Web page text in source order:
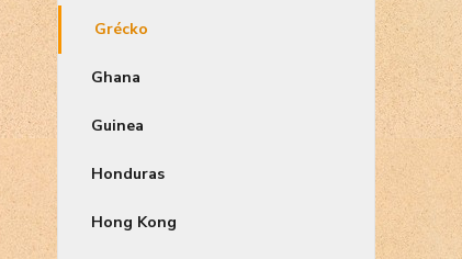
Grécko
Ghana
Guinea
Honduras
Hong Kong